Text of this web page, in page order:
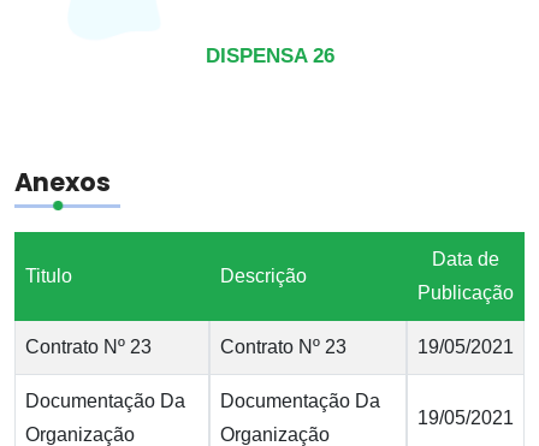
DISPENSA 26
Anexos
Titulo Descrição
Data de
Publicação
Contrato Nº 23 Contrato Nº 23 19/05/2021
Documentação Da
Organização
Documentação Da
Organização
19/05/2021